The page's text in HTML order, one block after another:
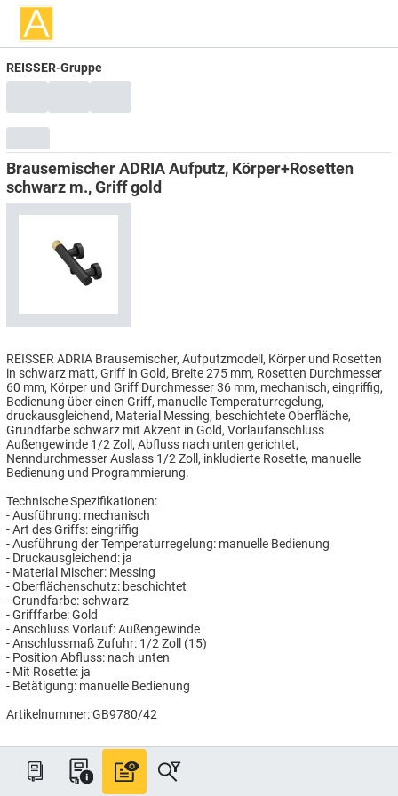
REISSER-Gruppe
Brausemischer ADRIA Aufputz, Körper+Rosetten
schwarz m., Griff gold
REISSER ADRIA Brausemischer, Aufputzmodell, Körper und Rosetten
in schwarz matt, Griff in Gold, Breite 275 mm, Rosetten Durchmesser
60 mm, Körper und Griff Durchmesser 36 mm, mechanisch, eingriffig,
Bedienung über einen Griff, manuelle Temperaturregelung,
druckausgleichend, Material Messing, beschichtete Oberfläche,
Grundfarbe schwarz mit Akzent in Gold, Vorlaufanschluss
Außengewinde 1/2 Zoll, Abfluss nach unten gerichtet,
Nenndurchmesser Auslass 1/2 Zoll, inkludierte Rosette, manuelle
Bedienung und Programmierung.
Technische Spezifikationen:
- Ausführung: mechanisch
- Art des Griffs: eingriffig
- Ausführung der Temperaturregelung: manuelle Bedienung
- Druckausgleichend: ja
- Material Mischer: Messing
- Oberflächenschutz: beschichtet
- Grundfarbe: schwarz
- Grifffarbe: Gold
- Anschluss Vorlauf: Außengewinde
- Anschlussmaß Zufuhr: 1/2 Zoll (15)
- Position Abfluss: nach unten
- Mit Rosette: ja
- Betätigung: manuelle Bedienung
Artikelnummer: GB9780/42